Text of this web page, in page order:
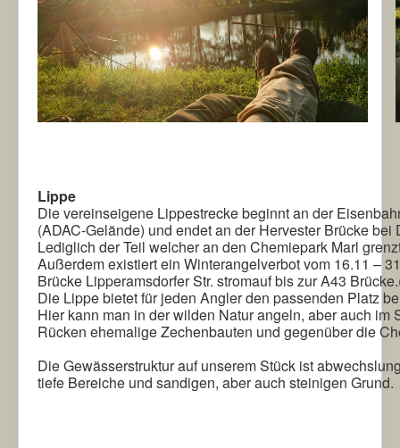
Lippe
Die vereinseigene Lippestrecke beginnt an der
(ADAC-Gelände) und endet an der Hervester Brücke bei
Lediglich der Teil welcher an den Chemiepark Marl
Außerdem existiert ein Winterangelverbot vom 16.11 –
Brücke Lipperamsdorfer Str. stromauf bis zur A43
Die Lippe bietet für jeden Angler den passenden Platz
Hier kann man in der wilden Natur angeln, aber auch im
Rücken ehemalige Zechenbauten und gegenüber die
Die Gewässerstruktur auf unserem Stück ist
tiefe Bereiche und sandigen, aber auch steinigen Grund.